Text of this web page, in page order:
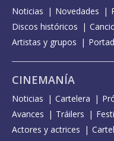
Noticias Novedades
Discos históricos
Artistas y grupos
CINEMANÍA
Noticias Cartelera
Avances
Tráilers
Actores y actrices